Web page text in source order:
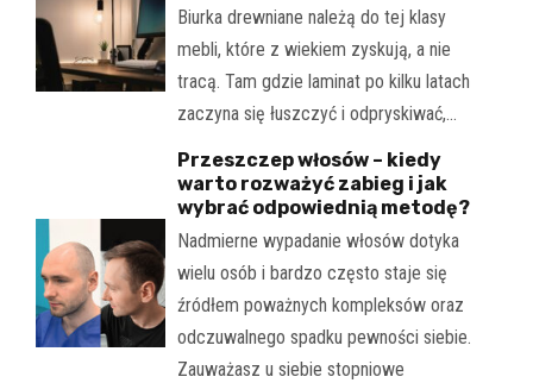
Biurka drewniane należą do tej klasy
mebli, które z wiekiem zyskują, a nie
tracą. Tam gdzie laminat po kilku latach
zaczyna się łuszczyć i odpryskiwać,…
Przeszczep włosów – kiedy
warto rozważyć zabieg i jak
wybrać odpowiednią metodę?
Nadmierne wypadanie włosów dotyka
wielu osób i bardzo często staje się
źródłem poważnych kompleksów oraz
odczuwalnego spadku pewności siebie.
Zauważasz u siebie stopniowe